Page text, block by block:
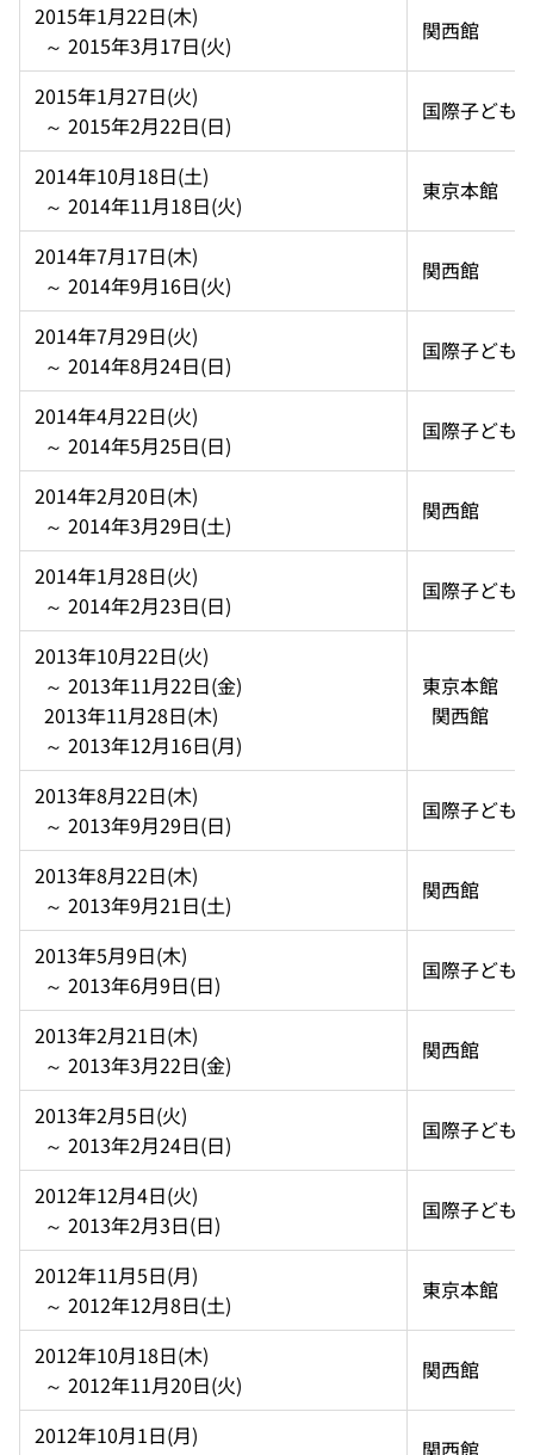
2015年1月22日(木)
  ～ 2015年3月17日(火)
関西館
2015年1月27日(火)
  ～ 2015年2月22日(日)
国際子ども
2014年10月18日(土)
  ～ 2014年11月18日(火)
東京本館
2014年7月17日(木)
  ～ 2014年9月16日(火)
関西館
2014年7月29日(火)
  ～ 2014年8月24日(日)
国際子ども
2014年4月22日(火)
  ～ 2014年5月25日(日)
国際子ども
2014年2月20日(木)
  ～ 2014年3月29日(土)
関西館
2014年1月28日(火)
  ～ 2014年2月23日(日)
国際子ども
2013年10月22日(火)
  ～ 2013年11月22日(金)
  2013年11月28日(木)
  ～ 2013年12月16日(月)
東京本館
  関西館
2013年8月22日(木)
  ～ 2013年9月29日(日)
国際子ども
2013年8月22日(木)
  ～ 2013年9月21日(土)
関西館
2013年5月9日(木)
  ～ 2013年6月9日(日)
国際子ども
2013年2月21日(木)
  ～ 2013年3月22日(金)
関西館
2013年2月5日(火)
  ～ 2013年2月24日(日)
国際子ども
2012年12月4日(火)
  ～ 2013年2月3日(日)
国際子ども
2012年11月5日(月)
  ～ 2012年12月8日(土)
東京本館
2012年10月18日(木)
  ～ 2012年11月20日(火)
関西館
2012年10月1日(月)
関西館